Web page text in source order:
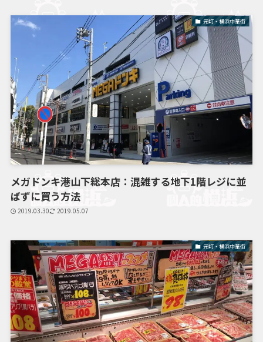
元町・横浜中華街
メガドンキ港山下総本店：混雑する地下1階レジに並
ばずに買う方法
2019.03.30 2019.05.07
元町・横浜中華街